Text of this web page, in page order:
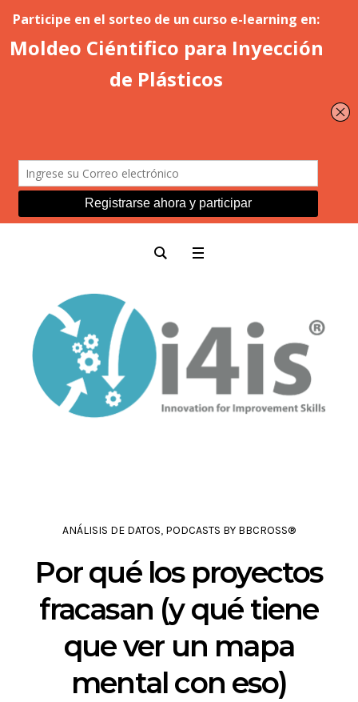
ANÁLISIS DE DATOS, PODCASTS BY BBCROSS®
Por qué los proyectos
fracasan (y qué tiene
que ver un mapa
mental con eso)